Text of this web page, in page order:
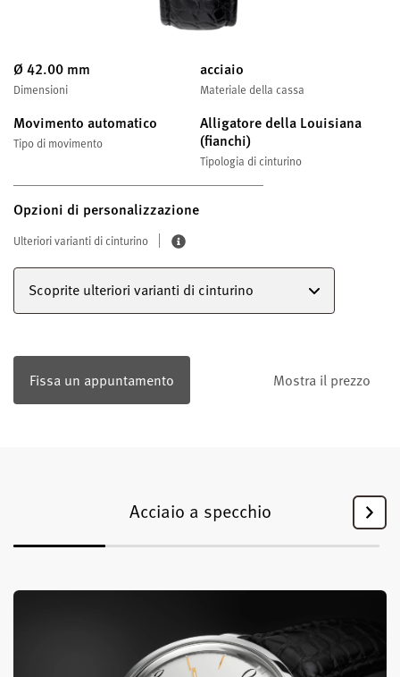
Ø 42.00 mm
Dimensioni
acciaio
Materiale della cassa
Movimento automatico
Tipo di movimento
Alligatore della Louisiana
(fianchi)
Tipologia di cinturino
Opzioni di personalizzazione
Ulteriori varianti di cinturino
Scoprite ulteriori varianti di cinturino
Fissa un appuntamento Mostra il prezzo
Acciaio a specchio